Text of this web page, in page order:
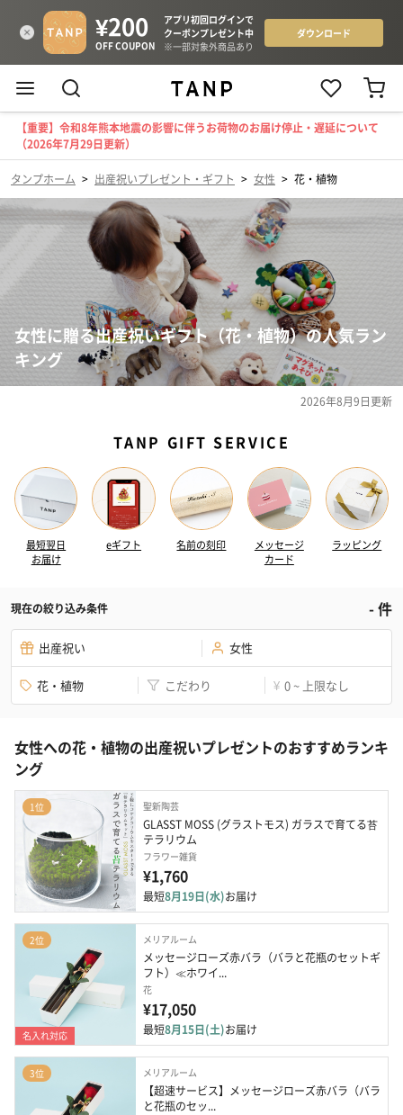
【重要】令和8年熊本地震の影響に伴うお荷物のお届け停止・遅延について
（2026年7月29日更新）
タンプホーム > 出産祝いプレゼント・ギフト > 女性 > 花・植物
女性に贈る出産祝いギフト（花・植物）の人気ラン
キング
2026年8月9日更新
TANP GIFT SERVICE
最短翌日
お届け
eギフト 名前の刻印
メッセージ
カード
ラッピング
現在の絞り込み条件 -件
出産祝い 女性
花・植物 こだわり ¥ 0 ~ 上限なし
女性への花・植物の出産祝いプレゼントのおすすめランキ
ング
1位 聖新陶芸
GLASST MOSS (グラストモス) ガラスで育てる苔
テラリウム
フラワー雑貨
¥1,760
最短8月19日(水)お届け
2位
名入れ対応
メリアルーム
メッセージローズ赤バラ（バラと花瓶のセットギ
フト）≪ホワイ...
花
¥17,050
最短8月15日(土)お届け
3位 メリアルーム
【超速サービス】メッセージローズ赤バラ（バラ
と花瓶のセッ...